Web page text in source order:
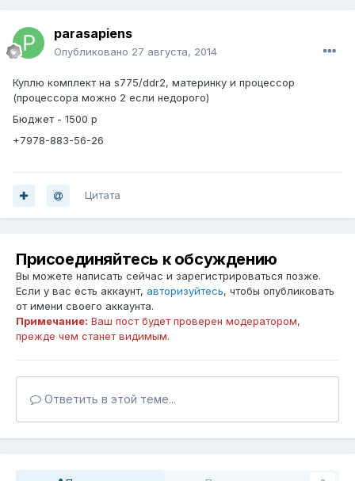
parasapiens
Опубликовано 27 августа, 2014
Куплю комплект на s775/ddr2, материнку и процессор
(процессора можно 2 если недорого)
Бюджет - 1500 р
+7978-883-56-26
Цитата
Присоединяйтесь к обсуждению
Вы можете написать сейчас и зарегистрироваться позже.
Если у вас есть аккаунт, авторизуйтесь, чтобы опубликовать
от имени своего аккаунта.
Примечание: Ваш пост будет проверен модератором,
прежде чем станет видимым.
Ответить в этой теме...